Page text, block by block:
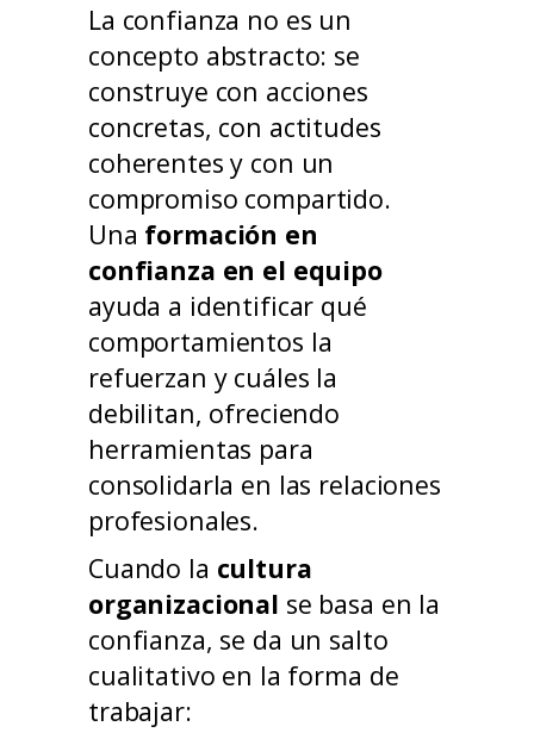
La confianza no es un
concepto abstracto: se
construye con acciones
concretas, con actitudes
coherentes y con un
compromiso compartido.
Una formación en
confianza en el equipo
ayuda a identificar qué
comportamientos la
refuerzan y cuáles la
debilitan, ofreciendo
herramientas para
consolidarla en las relaciones
profesionales.
Cuando la cultura
organizacional se basa en la
confianza, se da un salto
cualitativo en la forma de
trabajar: